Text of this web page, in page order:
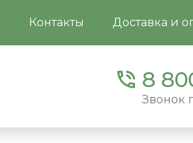
Контакты Доставка и
8
Звонок